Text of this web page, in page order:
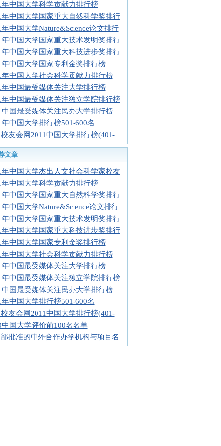
年中国大学科学贡献力排行榜
年中国大学国家重大自然科学奖排行
年中国大学Nature&Science论文排行
年中国大学国家重大技术发明奖排行
年中国大学国家重大科技进步奖排行
年中国大学国家专利金奖排行榜
年中国大学社会科学贡献力排行榜
年中国最受媒体关注大学排行榜
年中国最受媒体关注独立学院排行榜
中国最受媒体关注民办大学排行榜
年中国大学排行榜501-600名
友会网2011中国大学排行榜(401-
文章
年中国大学杰出人文社会科学家校友
年中国大学科学贡献力排行榜
年中国大学国家重大自然科学奖排行
年中国大学Nature&Science论文排行
年中国大学国家重大技术发明奖排行
年中国大学国家重大科技进步奖排行
年中国大学国家专利金奖排行榜
年中国大学社会科学贡献力排行榜
年中国最受媒体关注大学排行榜
年中国最受媒体关注独立学院排行榜
中国最受媒体关注民办大学排行榜
年中国大学排行榜501-600名
友会网2011中国大学排行榜(401-
中国大学评价前100名名单
批准的中外合作办学机构与项目名